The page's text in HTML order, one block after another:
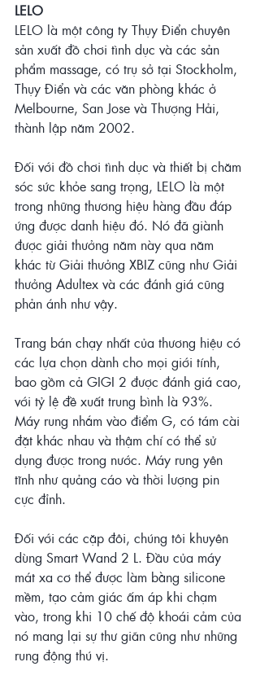
LELO
LELO là một công ty Thụy Điển chuyên
sản xuất đồ chơi tình dục và các sản
phẩm massage, có trụ sở tại Stockholm,
Thụy Điển và các văn phòng khác ở
Melbourne, San Jose và Thượng Hải,
thành lập năm 2002.
Đối với đồ chơi tình dục và thiết bị chăm
sóc sức khỏe sang trọng, LELO là một
trong những thương hiệu hàng đầu đáp
ứng được danh hiệu đó. Nó đã giành
được giải thưởng năm này qua năm
khác từ Giải thưởng XBIZ cũng như Giải
thưởng Adultex và các đánh giá cũng
phản ánh như vậy.
Trang bán chạy nhất của thương hiệu có
các lựa chọn dành cho mọi giới tính,
bao gồm cả GIGI 2 được đánh giá cao,
với tỷ lệ đề xuất trung bình là 93%.
Máy rung nhắm vào điểm G, có tám cài
đặt khác nhau và thậm chí có thể sử
dụng được trong nước. Máy rung yên
tĩnh như quảng cáo và thời lượng pin
cực đỉnh.
Đối với các cặp đôi, chúng tôi khuyên
dùng Smart Wand 2 L. Đầu của máy
mát xa cơ thể được làm bằng silicone
mềm, tạo cảm giác ấm áp khi chạm
vào, trong khi 10 chế độ khoái cảm của
nó mang lại sự thư giãn cũng như những
rung động thú vị.